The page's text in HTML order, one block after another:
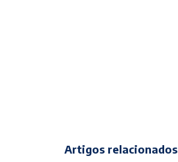
Artigos relacionados